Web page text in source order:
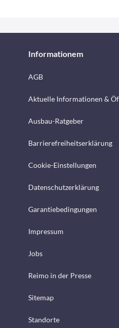
Informationem
AGB
Aktuelle Informationen &
Ausbau-Ratgeber
Barrierefreiheitserklärung
Cookie-Einstellungen
Datenschutzerklärung
Garantiebedingungen
Impressum
Jobs
Reimo in der Presse
Sitemap
Standorte